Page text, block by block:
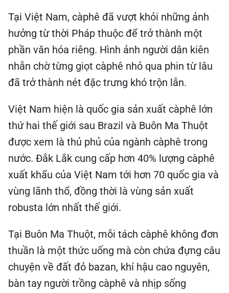
Tại Việt Nam, càphê đã vượt khỏi những ảnh
hưởng từ thời Pháp thuộc để trở thành một
phần văn hóa riêng. Hình ảnh người dân kiên
nhẫn chờ từng giọt càphê nhỏ qua phin từ lâu
đã trở thành nét đặc trưng khó trộn lẫn.
Việt Nam hiện là quốc gia sản xuất càphê lớn
thứ hai thế giới sau Brazil và Buôn Ma Thuột
được xem là thủ phủ của ngành càphê trong
nước. Đắk Lắk cung cấp hơn 40% lượng càphê
xuất khẩu của Việt Nam tới hơn 70 quốc gia và
vùng lãnh thổ, đồng thời là vùng sản xuất
robusta lớn nhất thế giới.
Tại Buôn Ma Thuột, mỗi tách càphê không đơn
thuần là một thức uống mà còn chứa đựng câu
chuyện về đất đỏ bazan, khí hậu cao nguyên,
bàn tay người trồng càphê và nhịp sống